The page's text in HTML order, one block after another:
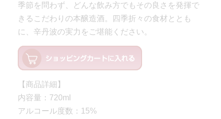
季節を問わず、どんな飲み方でもその良さを発揮で
きるこだわりの本醸造酒。四季折々の食材ととも
に、辛丹波の実力をご堪能ください。
【商品詳細】
内容量：720ml
アルコール度数：15%